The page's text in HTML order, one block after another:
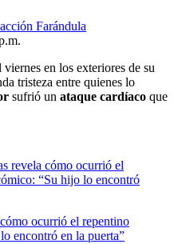
Farándula
en los exteriores de su
tristeza entre quienes lo
sufrió un ataque cardíaco que
ocurrió el repentino
encontró en la puerta”